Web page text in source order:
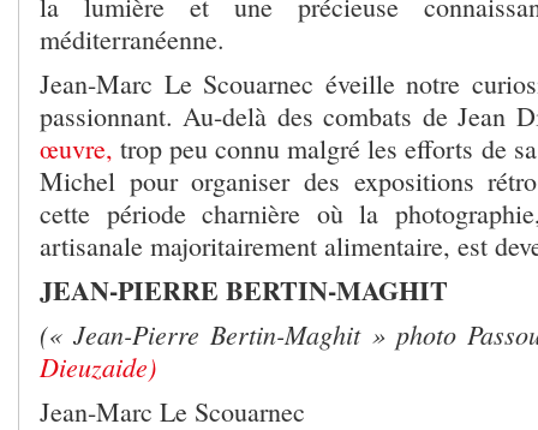
méditerranéenne.
Jean-Marc Le Scouarnec éveille notre
passionnant. Au-delà des combats de
œuvre, trop peu connu malgré les efforts de
Michel pour organiser des expositions
cette période charnière où la
artisanale majoritairement alimentaire, est
JEAN-PIERRE BERTIN-MAGHIT
(« Jean-Pierre Bertin-Maghit » photo
Dieuzaide)
Jean-Marc Le Scouarnec